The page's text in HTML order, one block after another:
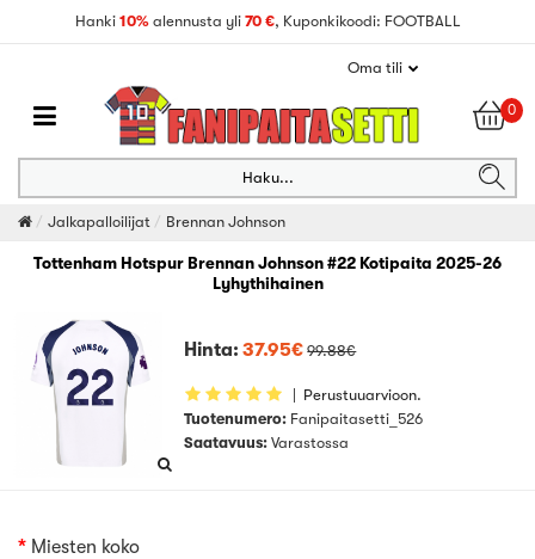
Hanki 10% alennusta yli 70 €, Kuponkikoodi: FOOTBALL
Oma tili
0
Haku...
Jalkapalloilijat Brennan Johnson
Tottenham Hotspur Brennan Johnson #22 Kotipaita 2025-26
Lyhythihainen
Hinta: 37.95€ 99.88€
| Perustuuarvioon.
Tuotenumero: Fanipaitasetti_526
Saatavuus: Varastossa
Miesten koko